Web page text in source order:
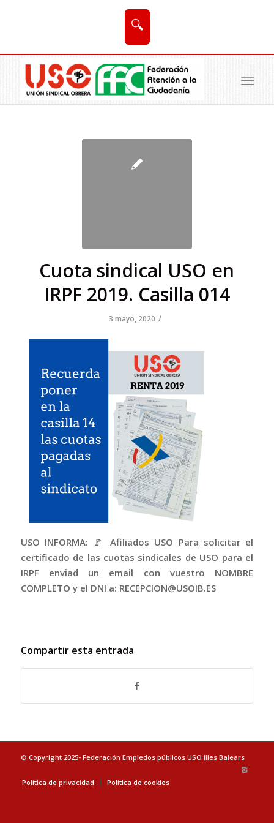
🔍
Cuota sindical USO en
IRPF 2019. Casilla 014
3 mayo, 2020 /
USO INFORMA: 🚩 Afiliados USO Para solicitar el
certificado de las cuotas sindicales de USO para el
IRPF enviad un email con vuestro NOMBRE
COMPLETO y el DNI a: RECEPCION@USOIB.ES
Compartir esta entrada
© Copyright 2025- Federación Empledos públicos USO Illes Balears
Política de privacidad Política de cookies